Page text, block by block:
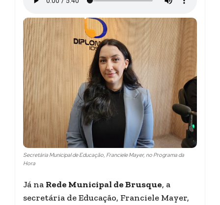
Secretária Municipal de Educação, Franciele Mayer, no Programa da
Hora
Já na Rede Municipal de Brusque, a
secretária de Educação, Franciele Mayer,